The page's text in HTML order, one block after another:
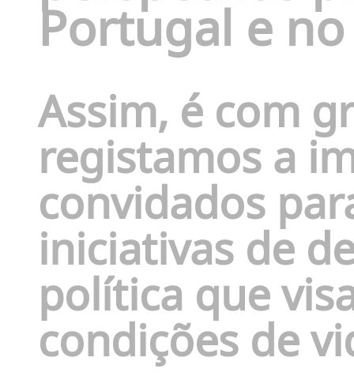
Portugal e
Assim, é com
registamos a
convidados
iniciativas de
política que
condições de